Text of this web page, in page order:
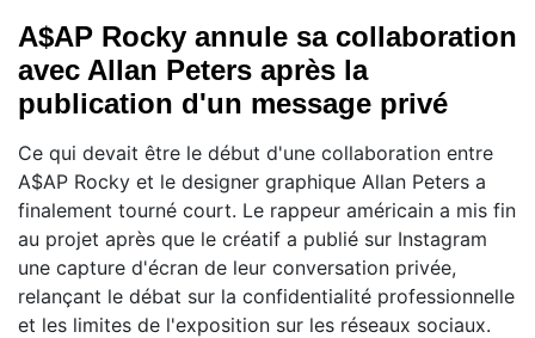
A$AP Rocky annule sa collaboration
avec Allan Peters après la
publication d'un message privé
Ce qui devait être le début d'une collaboration entre
A$AP Rocky et le designer graphique Allan Peters a
finalement tourné court. Le rappeur américain a mis fin
au projet après que le créatif a publié sur Instagram
une capture d'écran de leur conversation privée,
relançant le débat sur la confidentialité professionnelle
et les limites de l'exposition sur les réseaux sociaux.